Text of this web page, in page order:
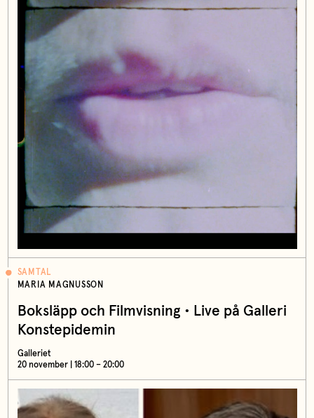
SAMTAL
MARIA MAGNUSSON
Boksläpp och Filmvisning • Live på Galleri
Konstepidemin
Galleriet
20 november | 18:00 – 20:00